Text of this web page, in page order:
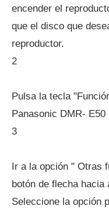
encender el
que el disco que
reproductor.
2
Pulsa la tecla
Panasonic DMR- E50
3
Ir a la opción " Otras
botón de flecha hacia
Seleccione la opción